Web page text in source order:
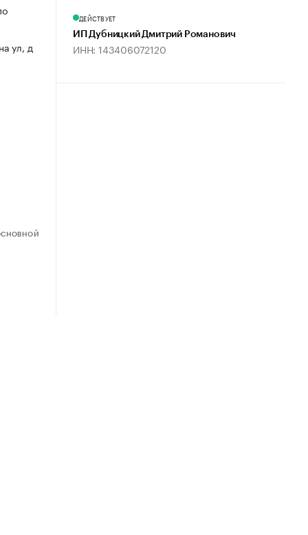
ул, д
ДЕЙСТВУЕТ
ИП Дубницкий Дмитрий Романович
ИНН: 143406072120